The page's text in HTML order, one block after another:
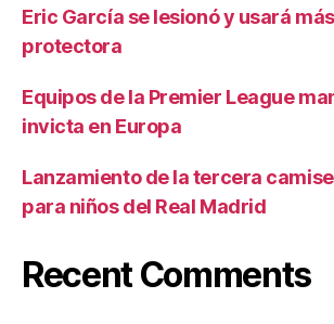
Eric García se lesionó y usará
protectora
Equipos de la Premier League
invicta en Europa
Lanzamiento de la tercera
para niños del Real Madrid
Recent Comments